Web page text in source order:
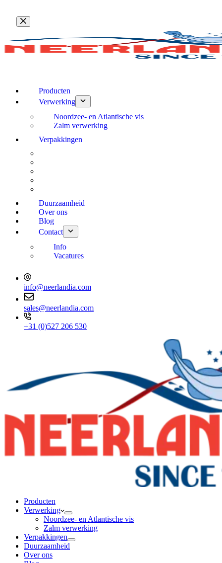
naar
Producten
Verwerking
Noordzee- en Atlantische vis
Zalm verwerking
Verpakkingen
Duurzaamheid
Over ons
Blog
Contact
Info
Vacatures
info@neerlandia.com
sales@neerlandia.com
+31 (0)527 206 530
Producten
Verwerking
Noordzee- en Atlantische vis
Zalm verwerking
Verpakkingen
Duurzaamheid
Over ons